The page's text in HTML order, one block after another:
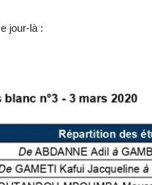
jour-là :